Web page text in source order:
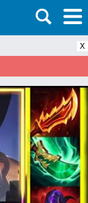
X